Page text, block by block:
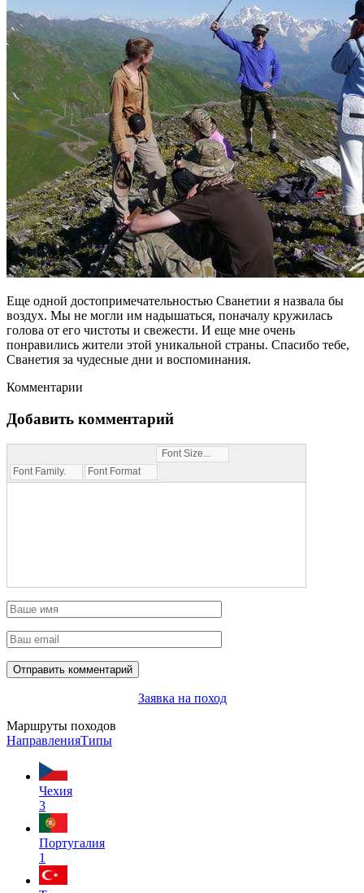
Еще одной достопримечательностью Сванетии я назвала бы
воздух. Мы не могли им надышаться, поначалу кружилась
голова от его чистоты и свежести. И еще мне очень
понравились жители этой уникальной страны. Спасибо тебе,
Сванетия за чудесные дни и воспоминания.
Комментарии
Добавить комментарий
Font Size...
Font Family...
Font Format...
Заявка на поход
Маршруты походов
НаправленияТипы
Чехия
3
Португалия
1